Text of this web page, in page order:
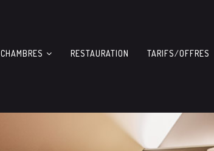
CHAMBRES RESTAURATION TARIFS/OFFRES